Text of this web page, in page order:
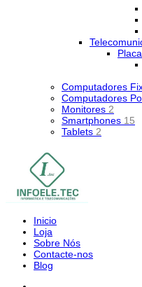
Computadores
Computadores
Monitores 2
Smartphones 15
Tablets 2
Inicio
Loja
Sobre Nós
Contacte-nos
Blog